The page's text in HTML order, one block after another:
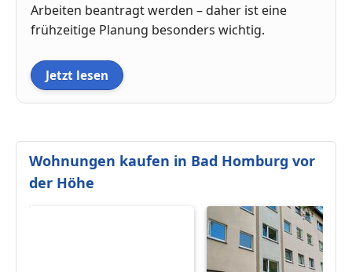
Arbeiten beantragt werden – daher ist eine
frühzeitige Planung besonders wichtig.
Jetzt lesen
Wohnungen kaufen in Bad Homburg vor
der Höhe